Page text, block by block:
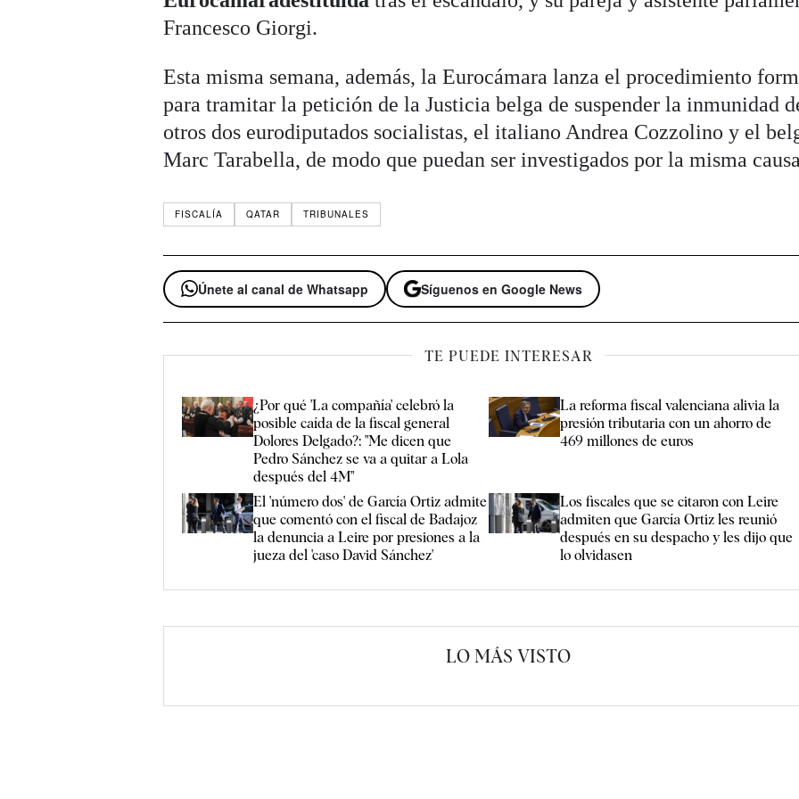
Francesco Giorgi.
Esta misma semana, además, la Eurocámara lanza el procedimiento
para tramitar la petición de la Justicia belga de suspender la inmunidad
otros dos eurodiputados socialistas, el italiano Andrea Cozzolino y el
Marc Tarabella, de modo que puedan ser investigados por la misma
FISCALÍA QATAR TRIBUNALES
Únete al canal de Whatsapp Síguenos en Google News
TE PUEDE INTERESAR
¿Por qué 'La compañía' celebró la
posible caída de la fiscal general
Dolores Delgado?: "Me dicen que
Pedro Sánchez se va a quitar a Lola
después del 4M"
La reforma fiscal valenciana alivia la
presión tributaria con un ahorro de
469 millones de euros
El 'número dos' de García Ortiz admite
que comentó con el fiscal de Badajoz
la denuncia a Leire por presiones a la
jueza del 'caso David Sánchez'
Los fiscales que se citaron con Leire
admiten que García Ortiz les reunió
después en su despacho y les dijo que
lo olvidasen
LO MÁS VISTO